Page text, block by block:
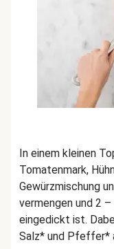
In einem kleinen
Tomatenmark,
Gewürzmischung
vermengen und 2
eingedickt ist.
Salz* und Pfeffer*